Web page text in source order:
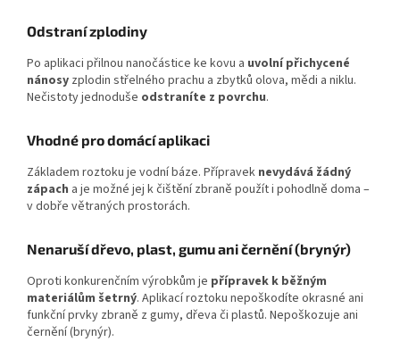
Odstraní zplodiny
Po aplikaci přilnou nanočástice ke kovu a uvolní přichycené
nánosy zplodin střelného prachu a zbytků olova, mědi a niklu.
Nečistoty jednoduše odstraníte z povrchu.
Vhodné pro domácí aplikaci
Základem roztoku je vodní báze. Přípravek nevydává žádný
zápach a je možné jej k čištění zbraně použít i pohodlně doma –
v dobře větraných prostorách.
Nenaruší dřevo, plast, gumu ani černění (brynýr)
Oproti konkurenčním výrobkům je přípravek k běžným
materiálům šetrný. Aplikací roztoku nepoškodíte okrasné ani
funkční prvky zbraně z gumy, dřeva či plastů. Nepoškozuje ani
černění (brynýr).